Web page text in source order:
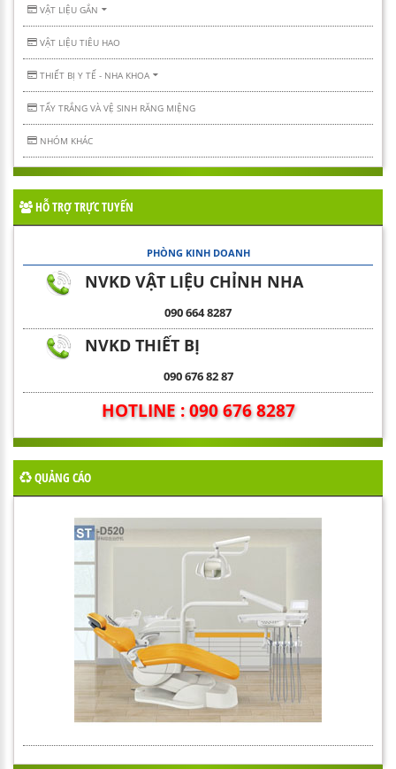
VẬT LIỆU GẮN
VẬT LIỆU TIÊU HAO
THIẾT BỊ Y TẾ - NHA KHOA
TẨY TRẮNG VÀ VỆ SINH RĂNG MIỆNG
NHÓM KHÁC
HỖ TRỢ TRỰC TUYẾN
PHÒNG KINH DOANH
NVKD VẬT LIỆU CHỈNH NHA
090 664 8287
NVKD THIẾT BỊ
090 676 82 87
HOTLINE : 090 676 8287
QUẢNG CÁO